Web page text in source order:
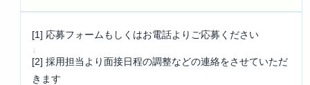
[1] 応募フォームもしくはお電話よりご応募ください
[2] 採用担当より面接日程の調整などの連絡をさせていただ
きます